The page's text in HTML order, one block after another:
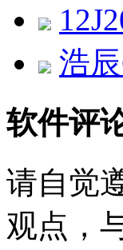
浩
软件评
请自觉
观点，